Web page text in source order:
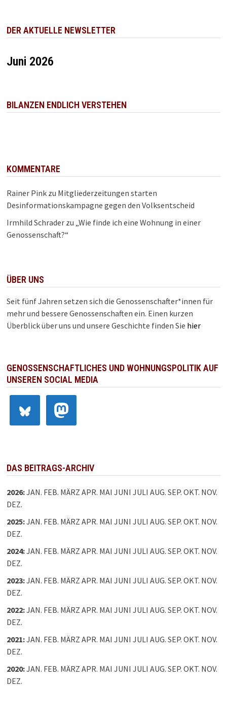
DER AKTUELLE NEWSLETTER
Juni 2026
BILANZEN ENDLICH VERSTEHEN
KOMMENTARE
Rainer Pink zu Mitgliederzeitungen starten
Desinformationskampagne gegen den Volksentscheid
Irmhild Schrader zu „Wie finde ich eine Wohnung in einer
Genossenschaft?“
ÜBER UNS
Seit fünf Jahren setzen sich die Genossenschafter*innen für
mehr und bessere Genossenschaften ein. Einen kurzen
Überblick über uns und unsere Geschichte finden Sie hier
GENOSSENSCHAFTLICHES UND WOHNUNGSPOLITIK AUF
UNSEREN SOCIAL MEDIA
DAS BEITRAGS-ARCHIV
2026:JAN. FEB. MÄRZ APR. MAI JUNI JULI AUG. SEP. OKT. NOV.
DEZ.
2025:JAN. FEB. MÄRZ APR. MAI JUNI JULI AUG. SEP. OKT. NOV.
DEZ.
2024:JAN. FEB. MÄRZ APR. MAI JUNI JULI AUG. SEP. OKT. NOV.
DEZ.
2023:JAN. FEB. MÄRZ APR. MAI JUNI JULI AUG. SEP. OKT. NOV.
DEZ.
2022:JAN. FEB. MÄRZ APR. MAI JUNI JULI AUG. SEP. OKT. NOV.
DEZ.
2021:JAN. FEB. MÄRZ APR. MAI JUNI JULI AUG. SEP. OKT. NOV.
DEZ.
2020:JAN. FEB. MÄRZ APR. MAI JUNI JULI AUG. SEP. OKT. NOV.
DEZ.